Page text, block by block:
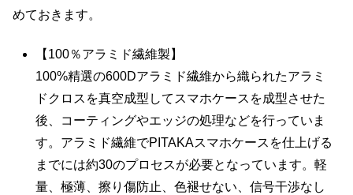
めておきます。
【100％アラミド繊維製】
100%精選の600Dアラミド繊維から織られたアラミ
ドクロスを真空成型してスマホケースを成型させた
後、コーティングやエッジの処理などを行っていま
す。アラミド繊維でPITAKAスマホケースを仕上げる
までには約30のプロセスが必要となっています。軽
量、極薄、擦り傷防止、色褪せない、信号干渉なし